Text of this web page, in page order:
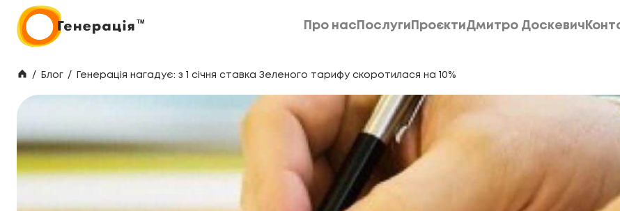
Про нас Послуги ПроєктиДмитро Доскевич
/ Блог / Генерація нагадує: з 1 січня ставка Зеленого тарифу скоротилася на 10%